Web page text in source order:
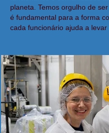
planeta. Temos orgulho de
é fundamental para a forma
cada funcionário ajuda a levar